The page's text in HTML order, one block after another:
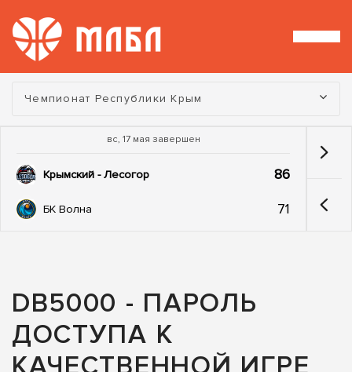
Турнир:
Чемпионат Республики Крым
вс, 17 мая завершен
Крымский - Лесогор 86
БК Волна 71
DB5000 - ПАРОЛЬ
ДОСТУПА К